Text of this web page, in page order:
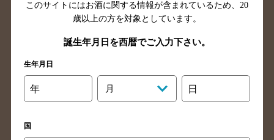
山口県のバー検索
鳥取県のバー検索
香川県のバー検索
愛媛県のバー検索
高知県のバー検索
長崎県のバー検索
佐賀県のバー検索
大分県のバー検索
熊本県のバー検索
このサイトにはお酒に関する情報が含まれているため、 20
歳以上の方を対象としています。
誕生年月日を西暦でご入力下さい。
生年月日
年 月 日
国